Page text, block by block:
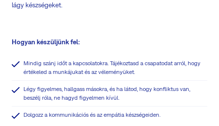
lágy készségeket.
Hogyan készüljünk fel:
Mindig szánj időt a kapcsolatokra. Tájékoztasd a csapatodat arról, hogy
értékeled a munkájukat és az véleményüket.
Légy figyelmes, hallgass másokra, és ha látod, hogy konfliktus van,
beszélj róla, ne hagyd figyelmen kívül.
Dolgozz a kommunikációs és az empátia készségeiden.